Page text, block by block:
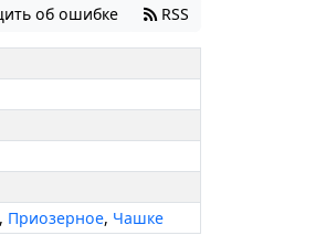
об ошибке RSS
, Приозерное, Чашке